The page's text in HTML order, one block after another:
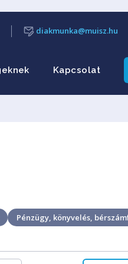
diakmunka@muisz.hu
Kapcsolat
Pénzügy, könyvelés,